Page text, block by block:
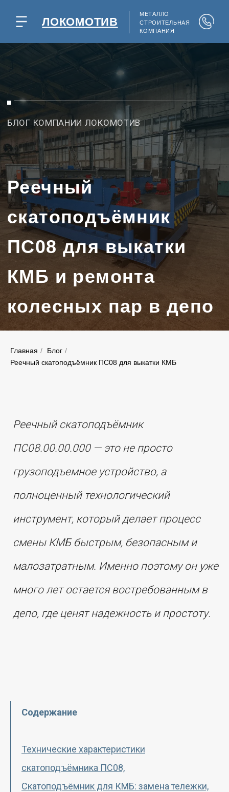
КОМПАНИЯ
Реечный
скатоподъёмник
ПС08 для выкатки
КМБ и ремонта
колесных пар в депо
Главная / Блог /
Реечный скатоподъёмник ПС08 для выкатки КМБ
Реечный скатоподъёмник
ПС08.00.00.000 — это не просто
полноценный технологический
много лет остается востребованным в
Содержание
Технические характеристики
скатоподъёмника ПС08,
Скатоподъёмник для КМБ: замена тележки,